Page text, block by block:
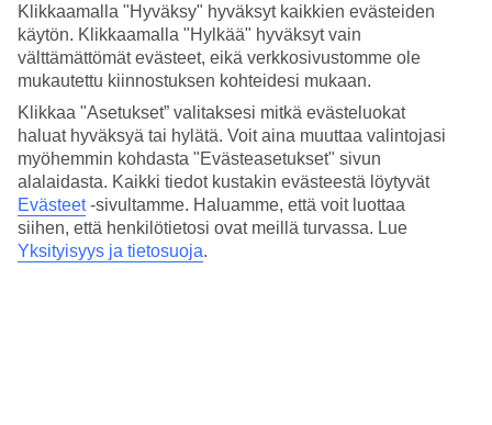
13/19
14/19
15/19
Klikkaamalla "Hyväksy" hyväksyt kaikkien evästeiden
käytön. Klikkaamalla "Hylkää" hyväksyt vain
välttämättömät evästeet, eikä verkkosivustomme ole
mukautettu kiinnostuksen kohteidesi mukaan.
Klikkaa "Asetukset” valitaksesi mitkä evästeluokat
haluat hyväksyä tai hylätä. Voit aina muuttaa valintojasi
myöhemmin kohdasta "Evästeasetukset" sivun
alalaidasta. Kaikki tiedot kustakin evästeestä löytyvät
Evästeet-sivultamme. Haluamme, että voit luottaa
siihen, että henkilötietosi ovat meillä turvassa. Lue
Yksityisyys ja tietosuoja.